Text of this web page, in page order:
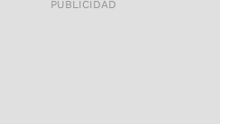
ACCESO FULL - $1.800/MES